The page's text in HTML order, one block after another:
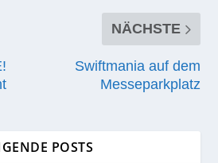
NÄCHSTE
Swiftmania auf dem
Messeparkplatz
POSTS